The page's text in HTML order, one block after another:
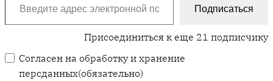
Подписаться
Присоединиться к еще 21 подписчику
Согласен на обработку и хранение
персданных(обязательно)